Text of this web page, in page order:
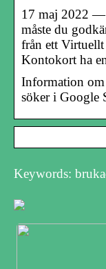
17 maj 2022 —
måste du
från ett
Kontokort ha
Information
söker i Google
Keywords: